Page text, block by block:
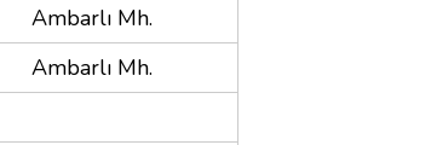
Ambarlı Mh.
Ambarlı Mh.